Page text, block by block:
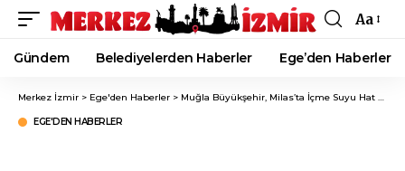
Font
Resizer
Aa
Gündem Belediyelerden Haberler Ege’den Haberler
Merkez İzmir > Ege'den Haberler > Muğla Büyükşehir, Milas’ta İçme Suyu Hat Yapımının Yüzde 98’ini Tamamladı!
EGE'DEN HABERLER